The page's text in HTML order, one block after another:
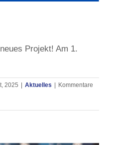
Projekt! Am 1.
2025 | Aktuelles | Kommentare